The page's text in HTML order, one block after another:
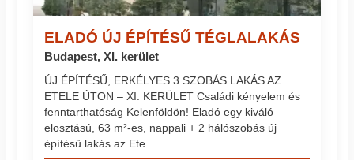
ELADÓ ÚJ ÉPÍTÉSŰ TÉGLALAKÁS
Budapest, XI. kerület
ÚJ ÉPÍTÉSŰ, ERKÉLYES 3 SZOBÁS LAKÁS AZ
ETELE ÚTON – XI. KERÜLET Családi kényelem és
fenntarthatóság Kelenföldön! Eladó egy kiváló
elosztású, 63 m²-es, nappali + 2 hálószobás új
építésű lakás az Ete...